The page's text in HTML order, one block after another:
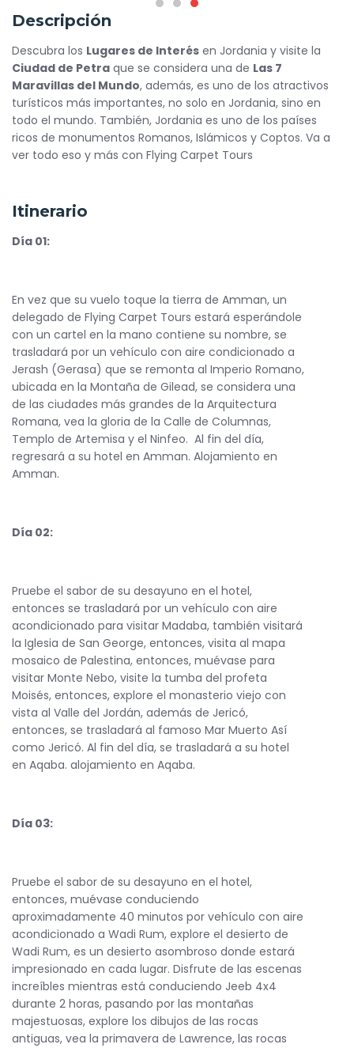
Descripción
Descubra los Lugares de Interés en Jordania y visite la
Ciudad de Petra que se considera una de Las 7
Maravillas del Mundo, además, es uno de los atractivos
turísticos más importantes, no solo en Jordania, sino en
todo el mundo. También, Jordania es uno de los países
ricos de monumentos Romanos, Islámicos y Coptos. Va a
ver todo eso y más con Flying Carpet Tours
Itinerario
Día 01:
En vez que su vuelo toque la tierra de Amman, un
delegado de Flying Carpet Tours estará esperándole
con un cartel en la mano contiene su nombre, se
trasladará por un vehículo con aire condicionado a
Jerash (Gerasa) que se remonta al Imperio Romano,
ubicada en la Montaña de Gilead, se considera una
de las ciudades más grandes de la Arquitectura
Romana, vea la gloria de la Calle de Columnas,
Templo de Artemisa y el Ninfeo. Al fin del día,
regresará a su hotel en Amman. Alojamiento en
Amman.
Día 02:
Pruebe el sabor de su desayuno en el hotel,
entonces se trasladará por un vehículo con aire
acondicionado para visitar Madaba, también visitará
la Iglesia de San George, entonces, visita al mapa
mosaico de Palestina, entonces, muévase para
visitar Monte Nebo, visite la tumba del profeta
Moisés, entonces, explore el monasterio viejo con
vista al Valle del Jordán, además de Jericó,
entonces, se trasladará al famoso Mar Muerto Así
como Jericó. Al fin del día, se trasladará a su hotel
en Aqaba. alojamiento en Aqaba.
Día 03:
Pruebe el sabor de su desayuno en el hotel,
entonces, muévase conduciendo
aproximadamente 40 minutos por vehículo con aire
acondicionado a Wadi Rum, explore el desierto de
Wadi Rum, es un desierto asombroso donde estará
impresionado en cada lugar. Disfrute de las escenas
increíbles mientras está conduciendo Jeeb 4x4
durante 2 horas, pasando por las montañas
majestuosas, explore los dibujos de las rocas
antiguas, vea la primavera de Lawrence, las rocas